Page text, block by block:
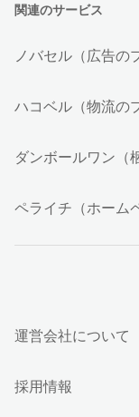
関連のサービス
ノバセル（広告の
ハコベル（物流の
ダンボールワン（
ペライチ（ホーム
運営会社について
採用情報